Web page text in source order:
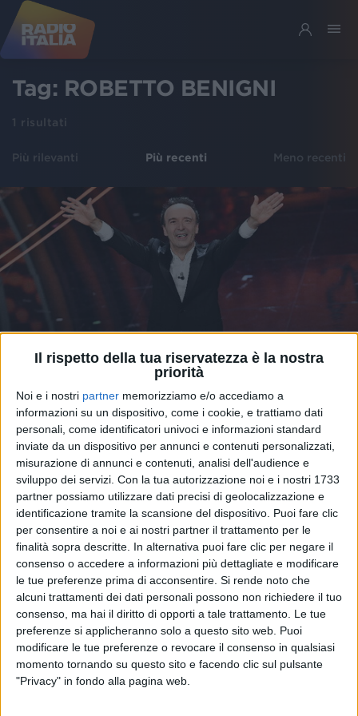
Il rispetto della tua riservatezza è la nostra
priorità
Noi e i nostri partner memorizziamo e/o accediamo a
informazioni su un dispositivo, come i cookie, e trattiamo dati
personali, come identificatori univoci e informazioni standard
inviate da un dispositivo per annunci e contenuti personalizzati,
misurazione di annunci e contenuti, analisi dell'audience e
sviluppo dei servizi. Con la tua autorizzazione noi e i nostri 1733
partner possiamo utilizzare dati precisi di geolocalizzazione e
identificazione tramite la scansione del dispositivo. Puoi fare clic
per consentire a noi e ai nostri partner il trattamento per le
finalità sopra descritte. In alternativa puoi fare clic per negare il
consenso o accedere a informazioni più dettagliate e modificare
le tue preferenze prima di acconsentire. Si rende noto che
alcuni trattamenti dei dati personali possono non richiedere il tuo
consenso, ma hai il diritto di opporti a tale trattamento. Le tue
preferenze si applicheranno solo a questo sito web. Puoi
modificare le tue preferenze o revocare il consenso in qualsiasi
momento tornando su questo sito e facendo clic sul pulsante
"Privacy" in fondo alla pagina web.
Tag: ROBETTO BENIGNI
1 risultati
Più rilevanti Più recenti Meno recenti
NEWS 06 feb 2020
Roberto Benigni, un monologo sull’amore
per conquistare Sanremo
Ha recitato il “Cantico dei Cantici”, “la canzone più
bella delll’umanità”
diAndrea Daz
Chi siamo